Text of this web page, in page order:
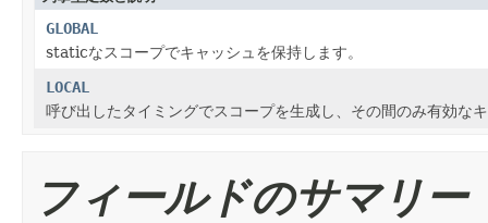
GLOBAL
staticなスコープでキャッシュを保持します。
LOCAL
呼び出したタイミングでスコープを生成し、その間のみ有効な
フィールドのサマリー